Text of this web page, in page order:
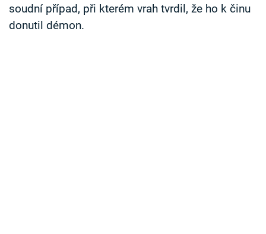
soudní případ, při kterém vrah tvrdil, že ho k činu
donutil démon.